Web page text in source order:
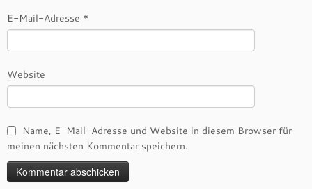
E-Mail-Adresse *
Website
Name, E-Mail-Adresse und Website in diesem Browser für
meinen nächsten Kommentar speichern.